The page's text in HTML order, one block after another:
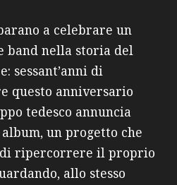
a celebrare un
band nella storia del
sessant’anni di
questo anniversario
tedesco annuncia
un progetto che
di ripercorrere il proprio
allo stesso